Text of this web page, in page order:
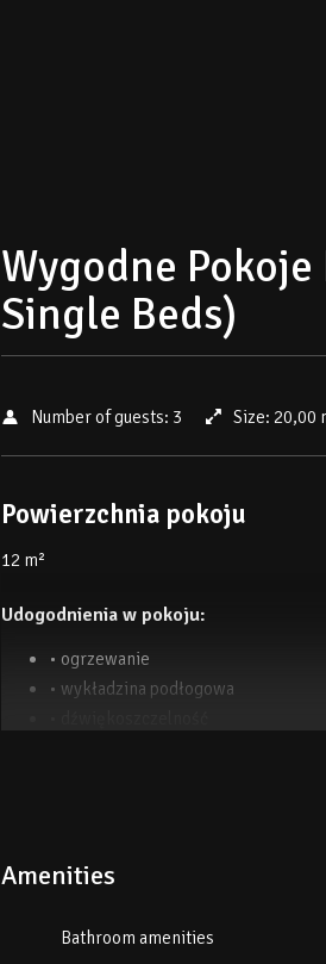
Wygodne Pokoje
Single Beds)
Number of guests: 3 Size: 20,00
Powierzchnia pokoju
12 m²
Udogodnienia w pokoju:
• ogrzewanie
• wykładzina podłogowa
Dla palących: ​
Palenie zabronione
Amenities
Bathroom amenities